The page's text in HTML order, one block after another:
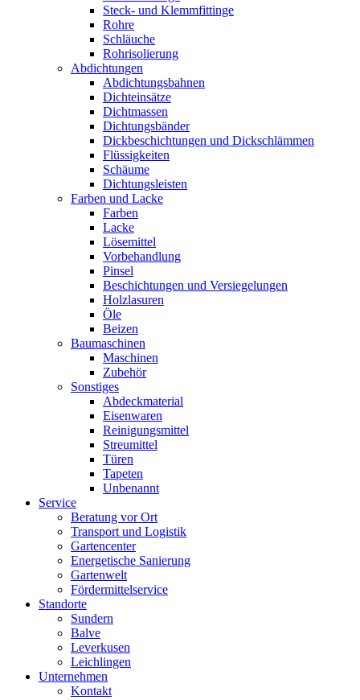
Steck- und Klemmfittinge
Rohre
Schläuche
Rohrisolierung
Abdichtungen
Abdichtungsbahnen
Dichteinsätze
Dichtmassen
Dichtungsbänder
Dickbeschichtungen und Dickschlämmen
Flüssigkeiten
Schäume
Dichtungsleisten
Farben und Lacke
Farben
Lacke
Lösemittel
Vorbehandlung
Pinsel
Beschichtungen und Versiegelungen
Holzlasuren
Öle
Beizen
Baumaschinen
Maschinen
Zubehör
Sonstiges
Abdeckmaterial
Eisenwaren
Reinigungsmittel
Streumittel
Türen
Tapeten
Unbenannt
Service
Beratung vor Ort
Transport und Logistik
Gartencenter
Energetische Sanierung
Gartenwelt
Fördermittelservice
Standorte
Sundern
Balve
Leverkusen
Leichlingen
Unternehmen
Kontakt